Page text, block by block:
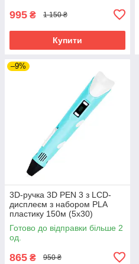
995 ₴ 1 150 ₴
Купити
–9%
3D-ручка 3D PEN 3 з LCD-
дисплеєм з набором PLA
пластику 150м (5х30)
Блакитний
Готово до відправки більше 2
од.
865 ₴ 950 ₴